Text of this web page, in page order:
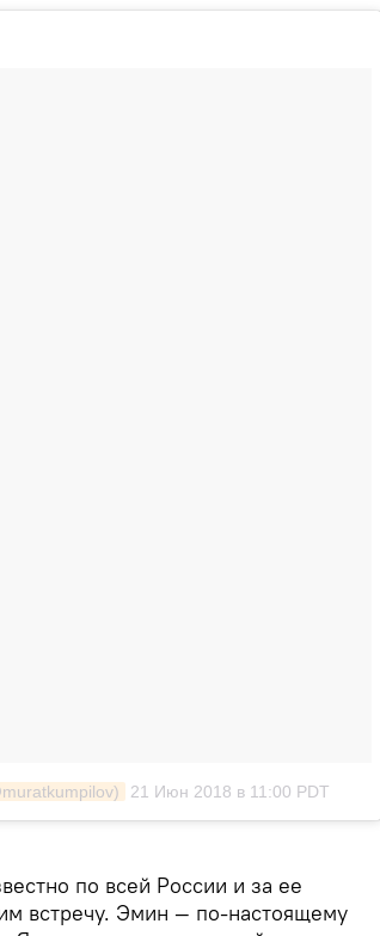
21 Июн 2018 в 11:00 PDT
по всей России и за ее
встречу. Эмин — по-настоящему